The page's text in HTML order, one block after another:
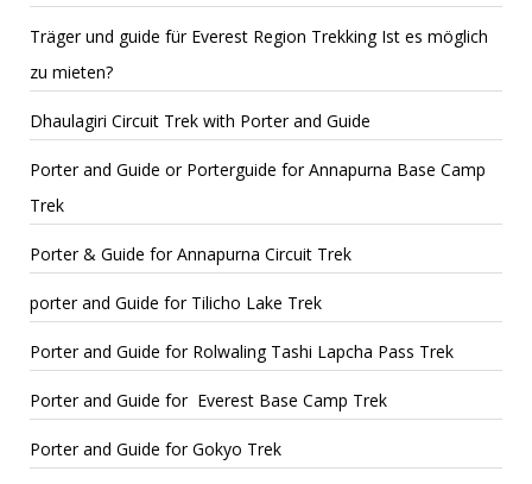
Träger und guide für Everest Region Trekking Ist es möglich
zu mieten?
Dhaulagiri Circuit Trek with Porter and Guide
Porter and Guide or Porterguide for Annapurna Base Camp
Trek
Porter & Guide for Annapurna Circuit Trek
porter and Guide for Tilicho Lake Trek
Porter and Guide for Rolwaling Tashi Lapcha Pass Trek
Porter and Guide for Everest Base Camp Trek
Porter and Guide for Gokyo Trek